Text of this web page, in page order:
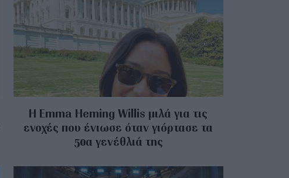
H Emma Heming Willis μιλά για τις
ενοχές που ένιωσε όταν γιόρτασε τα
50α γενέθλιά της